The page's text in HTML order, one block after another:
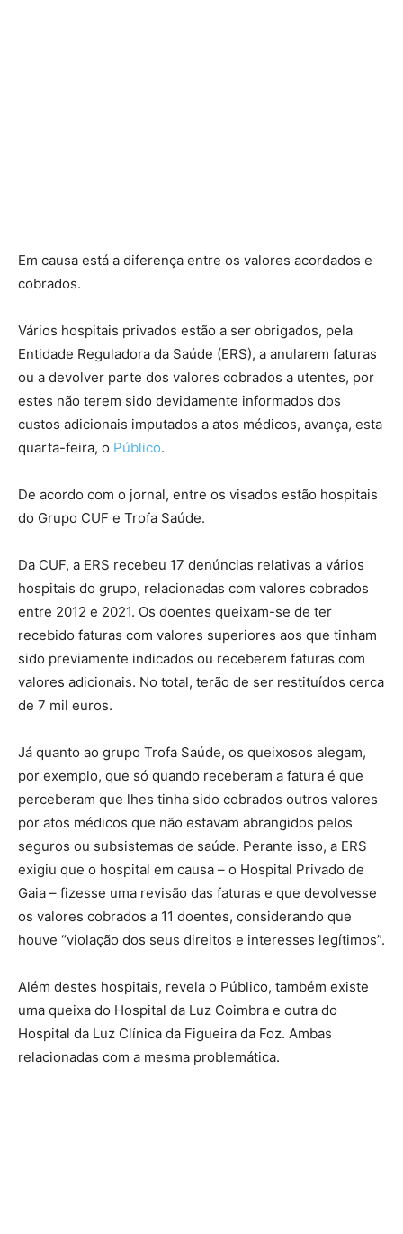
Em causa está a diferença entre os valores acordados e
cobrados.
Vários hospitais privados estão a ser obrigados, pela
Entidade Reguladora da Saúde (ERS), a anularem faturas
ou a devolver parte dos valores cobrados a utentes, por
estes não terem sido devidamente informados dos
custos adicionais imputados a atos médicos, avança, esta
quarta-feira, o Público.
De acordo com o jornal, entre os visados estão hospitais
do Grupo CUF e Trofa Saúde.
Da CUF, a ERS recebeu 17 denúncias relativas a vários
hospitais do grupo, relacionadas com valores cobrados
entre 2012 e 2021. Os doentes queixam-se de ter
recebido faturas com valores superiores aos que tinham
sido previamente indicados ou receberem faturas com
valores adicionais. No total, terão de ser restituídos cerca
de 7 mil euros.
Já quanto ao grupo Trofa Saúde, os queixosos alegam,
por exemplo, que só quando receberam a fatura é que
perceberam que lhes tinha sido cobrados outros valores
por atos médicos que não estavam abrangidos pelos
seguros ou subsistemas de saúde. Perante isso, a ERS
exigiu que o hospital em causa – o Hospital Privado de
Gaia – fizesse uma revisão das faturas e que devolvesse
os valores cobrados a 11 doentes, considerando que
houve “violação dos seus direitos e interesses legítimos”.
Além destes hospitais, revela o Público, também existe
uma queixa do Hospital da Luz Coimbra e outra do
Hospital da Luz Clínica da Figueira da Foz. Ambas
relacionadas com a mesma problemática.